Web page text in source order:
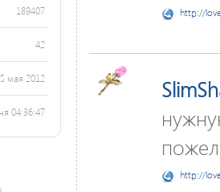
189407
42
мая 2012
04:36:47
http://
http://